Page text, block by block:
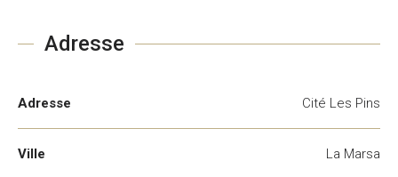
Adresse
Adresse Cité Les Pins
Ville La Marsa